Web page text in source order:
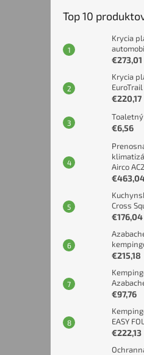
Top 10
Krycia
€273,01
Krycia
EuroTrail
€220,17
€6,56
Airco
Cross
€176,04
€215,18
€97,76
EASY
€222,13